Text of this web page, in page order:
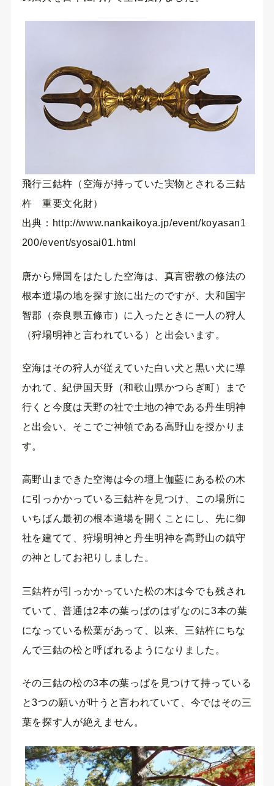
飛行三鈷杵（空海が持っていた実物とされる三鈷
杵 重要文化財）
出典：http://www.nankaikoya.jp/event/koyasan1
200/event/syosai01.html
唐から帰国をはたした空海は、真言密教の修法の
根本道場の地を探す旅に出たのですが、大和国宇
智郡（奈良県五條市）に入ったときに一人の狩人
（狩場明神と言われている）と出会います。
空海はその狩人が従えていた白い犬と黒い犬に導
かれて、紀伊国天野（和歌山県かつらぎ町）まで
行くと今度は天野の社で土地の神である丹生明神
と出会い、そこでご神領である高野山を授かりま
す。
高野山まできた空海は今の壇上伽藍にある松の木
に引っかかっている三鈷杵を見つけ、この場所に
いちばん最初の根本道場を開くことにし、先に御
社を建てて、狩場明神と丹生明神を高野山の鎮守
の神としてお祀りしました。
三鈷杵が引っかかっていた松の木は今でも残され
ていて、普通は2本の葉っぱのはずなのに3本の葉
になっている松葉があって、以来、三鈷杵にちな
んで三鈷の松と呼ばれるようになりました。
その三鈷の松の3本の葉っぱを見つけて持っている
と3つの願いが叶うと言われていて、今ではその三
葉を探す人が絶えません。